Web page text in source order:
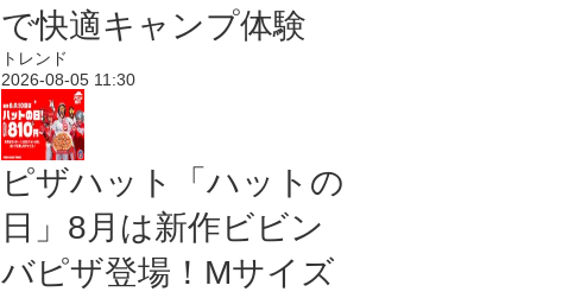
で快適キャンプ体験
トレンド
2026-08-05 11:30
ピザハット「ハットの
日」8月は新作ビビン
バピザ登場！Mサイズ